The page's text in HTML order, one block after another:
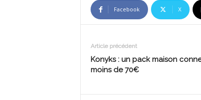
Facebook X
Article précédent
Konyks : un pack maison
moins de 70€